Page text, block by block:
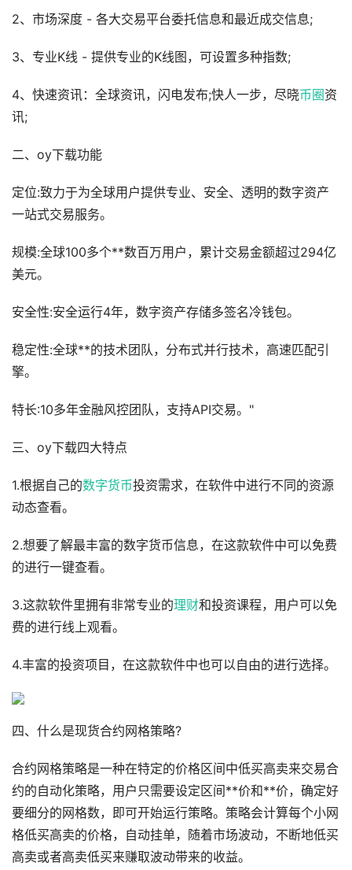
2、市场深度 - 各大交易平台委托信息和最近成交信息;
3、专业K线 - 提供专业的K线图，可设置多种指数;
4、快速资讯：全球资讯，闪电发布;快人一步，尽晓币圈资
讯;
二、oy下载功能
定位:致力于为全球用户提供专业、安全、透明的数字资产
一站式交易服务。
规模:全球100多个**数百万用户，累计交易金额超过294亿
美元。
安全性:安全运行4年，数字资产存储多签名冷钱包。
稳定性:全球**的技术团队，分布式并行技术，高速匹配引
擎。
特长:10多年金融风控团队，支持API交易。"
三、oy下载四大特点
1.根据自己的数字货币投资需求，在软件中进行不同的资源
动态查看。
2.想要了解最丰富的数字货币信息，在这款软件中可以免费
的进行一键查看。
3.这款软件里拥有非常专业的理财和投资课程，用户可以免
费的进行线上观看。
4.丰富的投资项目，在这款软件中也可以自由的进行选择。
四、什么是现货合约网格策略?
合约网格策略是一种在特定的价格区间中低买高卖来交易合
约的自动化策略，用户只需要设定区间**价和**价，确定好
要细分的网格数，即可开始运行策略。策略会计算每个小网
格低买高卖的价格，自动挂单，随着市场波动，不断地低买
高卖或者高卖低买来赚取波动带来的收益。